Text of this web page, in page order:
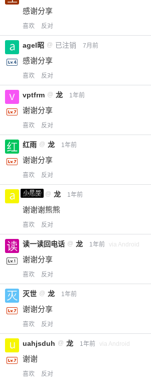
感谢分享
喜欢 反对
agel昭 @ 已注销 7月前
感谢分享
喜欢 反对
vptfrm @ 龙 1年前
谢谢分享
喜欢 反对
红雨 @ 龙 1年前
谢谢分享
喜欢 反对
小黑屋
a0987 @ 龙 1年前
谢谢谢熊熊
喜欢 反对
读一读回电话 @ 龙 1年前 via Android
谢谢分享
喜欢 反对
灭世 @ 龙 1年前
谢谢分享
喜欢 反对
uahjsduh @ 龙 1年前 via Android
谢谢
喜欢 反对